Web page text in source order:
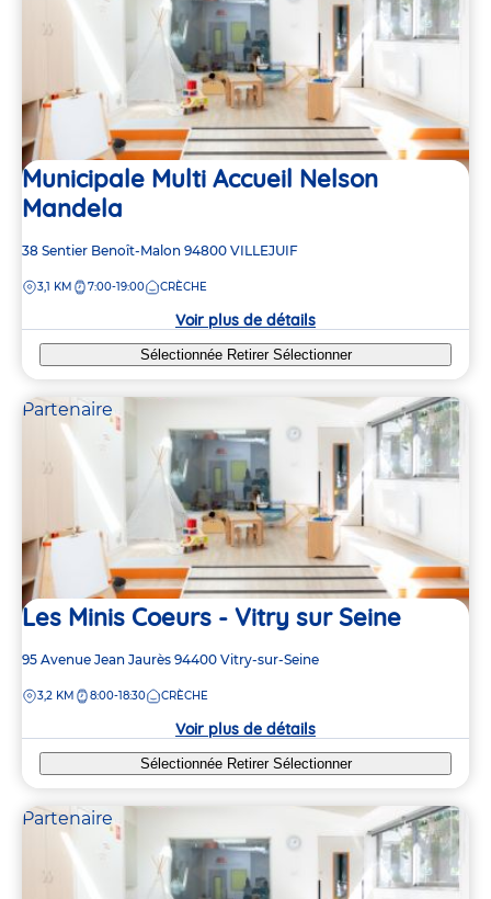
Municipale Multi Accueil Nelson
Mandela
Adresse
la
38 Sentier Benoît-Malon 94800 VILLEJUIF
DISTANCE
3,1 KM 7:00-19:00 CRÈCHE
Voir plus de détails
Sélectionnée Retirer Sélectionner
Partenaire
Les Minis Coeurs - Vitry sur Seine
Adresse
la
95 Avenue Jean Jaurès 94400 Vitry-sur-Seine
DISTANCE
3,2 KM 8:00-18:30 CRÈCHE
Voir plus de détails
Sélectionnée Retirer Sélectionner
Partenaire